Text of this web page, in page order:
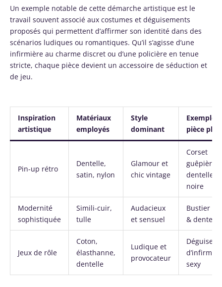
Un exemple notable de cette démarche artistique est le
travail souvent associé aux costumes et déguisements
proposés qui permettent d’affirmer son identité dans des
scénarios ludiques ou romantiques. Qu’il s’agisse d’une
infirmière au charme discret ou d’une policière en tenue
stricte, chaque pièce devient un accessoire de séduction et
de jeu.
Inspiration
artistique
Matériaux
employés
Style
dominant
Exemple
pièce
Pin-up rétro
Dentelle,
satin, nylon
Glamour et
chic vintage
Corset
guêpière
dentelle
noire
Modernité
sophistiquée
Simili-cuir,
tulle
Audacieux
et sensuel
Bustier
& dentelle
Jeux de rôle
Coton,
élasthanne,
dentelle
Ludique et
provocateur
sexy